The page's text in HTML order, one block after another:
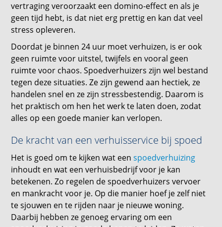
vertraging veroorzaakt een domino-effect en als je
geen tijd hebt, is dat niet erg prettig en kan dat veel
stress opleveren.
Doordat je binnen 24 uur moet verhuizen, is er ook
geen ruimte voor uitstel, twijfels en vooral geen
ruimte voor chaos. Spoedverhuizers zijn wel bestand
tegen deze situaties. Ze zijn gewend aan hectiek, ze
handelen snel en ze zijn stressbestendig. Daarom is
het praktisch om hen het werk te laten doen, zodat
alles op een goede manier kan verlopen.
De kracht van een verhuisservice bij spoed
Het is goed om te kijken wat eenspoedverhuizing
inhoudt en wat een verhuisbedrijf voor je kan
betekenen. Zo regelen de spoedverhuizers vervoer
en mankracht voor je. Op die manier hoef je zelf niet
te sjouwen en te rijden naar je nieuwe woning.
Daarbij hebben ze genoeg ervaring om een